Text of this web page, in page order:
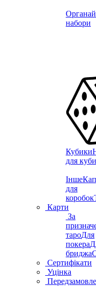
набори
Кубики
для
Інше
для
коробок
Карти
За
тароДля
покера
бриджа
Сертифікати
Уцінка